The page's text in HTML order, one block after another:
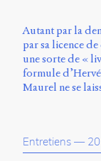
Autant par la
par sa licence
une sorte de «
formule
Maurel ne se
Entretiens —